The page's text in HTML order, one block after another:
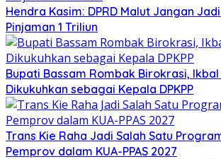
Hendra Kasim: DPRD Malut Jangan
Pinjaman 1 Triliun
Bupati Bassam Rombak Birokrasi,
Dikukuhkan sebagai Kepala DPKPP
Trans Kie Raha Jadi Salah Satu
Pemprov dalam KUA-PPAS 2027